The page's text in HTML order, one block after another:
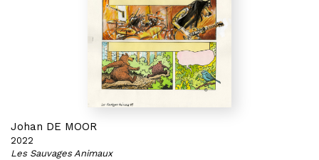
Johan DE MOOR
2022
Les Sauvages Animaux